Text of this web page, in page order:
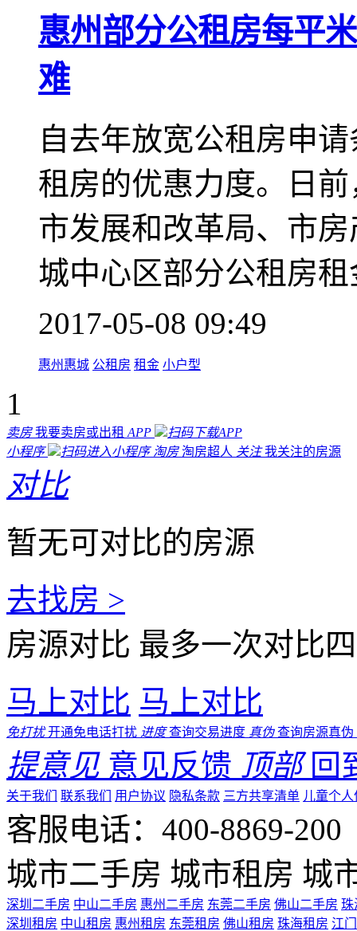
惠州部分公租房每平
难
自去年放宽公租房申
租房的优惠力度。日
市发展和改革局、市
城中心区部分公租房
2017-05-08 09:49
惠州惠城 公租房 租金 小户型
1
卖房 我要卖房或出租 APP
扫码下载APP
小程序
扫码进入小程序 淘房 淘房超人 关注 我关注的房源
对比
暂无可对比的房源
去找房 >
房源对比 最多一次对比
马上对比 马上对比
免打扰 开通免电话打扰 进度 查询交易进度 真伪 查询房源真伪
提意见 意见反馈 顶部 回
关于我们 联系我们 用户协议 隐私条款 三方共享清单 儿童个
客服电话：400-8869-200
城市二手房 城市租房 城
深圳二手房 中山二手房 惠州二手房 东莞二手房 佛山二手房 珠
深圳租房 中山租房 惠州租房 东莞租房 佛山租房 珠海租房 江